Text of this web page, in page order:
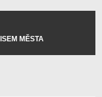
MĚSTA